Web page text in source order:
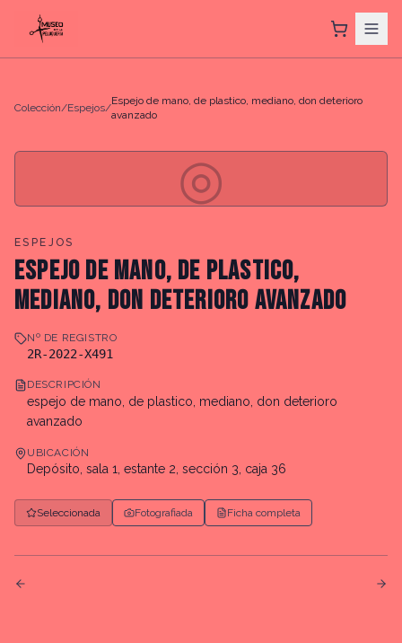
Colección/Espejos/
Espejo de mano, de plastico, mediano, don deterioro
avanzado
◎
ESPEJOS
ESPEJO DE MANO, DE PLASTICO,
MEDIANO, DON DETERIORO AVANZADO
Nº DE REGISTRO
2R-2022-X491
DESCRIPCIÓN
espejo de mano, de plastico, mediano, don deterioro
avanzado
UBICACIÓN
Depósito, sala 1, estante 2, sección 3, caja 36
Seleccionada Fotografiada Ficha completa